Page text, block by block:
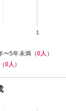
1
〜5年未満（0人 ）
0人 ）